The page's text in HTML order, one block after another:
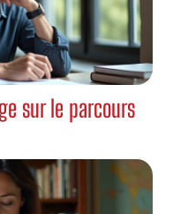
sur le parcours